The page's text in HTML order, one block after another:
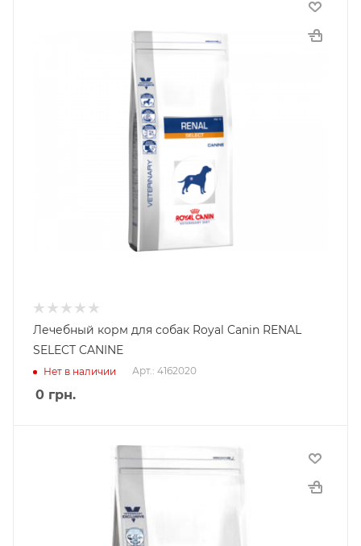
Лечебный корм для собак Royal Canin RENAL
SELECT CANINE
Нет в наличии Арт.: 4162020
0 грн.